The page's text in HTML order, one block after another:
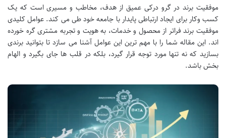
موفقیت برند در گرو درکی عمیق از هدف، مخاطب و مسیری است که یک
کسب وکار برای ایجاد ارتباطی پایدار با جامعه خود طی می کند. عوامل کلیدی
موفقیت برند فراتر از محصول و خدمات، به هویت و تجربه مشتری گره خورده
اند. این مقاله شما را با مهم ترین این عوامل آشنا می سازد تا بتوانید برندی
بسازید که نه تنها مورد توجه قرار گیرد، بلکه در قلب ها جای بگیرد و الهام
بخش باشد.